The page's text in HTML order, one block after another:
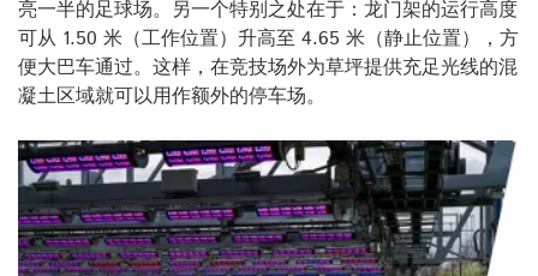
亮一半的足球场。另一个特别之处在于：龙门架的运行高度
可从 1.50 米（工作位置）升高至 4.65 米（静止位置），方
便大巴车通过。这样，在竞技场外为草坪提供充足光线的混
凝土区域就可以用作额外的停车场。